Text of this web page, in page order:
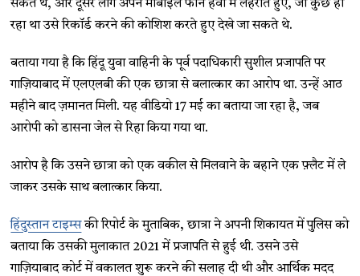
सकते थे, और दूसरे लोग अपने मोबाइल फोन हवा में लहराते हुए, जो कुछ हो
रहा था उसे रिकॉर्ड करने की कोशिश करते हुए देखे जा सकते थे.
बताया गया है कि हिंदू युवा वाहिनी के पूर्व पदाधिकारी सुशील प्रजापति पर
गाज़ियाबाद में एलएलबी की एक छात्रा से बलात्कार का आरोप था. उन्हें आठ
महीने बाद ज़मानत मिली. यह वीडियो 17 मई का बताया जा रहा है, जब
आरोपी को डासना जेल से रिहा किया गया था.
आरोप है कि उसने छात्रा को एक वकील से मिलवाने के बहाने एक फ़्लैट में ले
जाकर उसके साथ बलात्कार किया.
हिंदुस्तान टाइम्सकी रिपोर्ट के मुताबिक, छात्रा ने अपनी शिकायत में पुलिस को
बताया कि उसकी मुलाकात 2021 में प्रजापति से हुई थी. उसने उसे
गाज़ियाबाद कोर्ट में वकालत शुरू करने की सलाह दी थी और आर्थिक मदद